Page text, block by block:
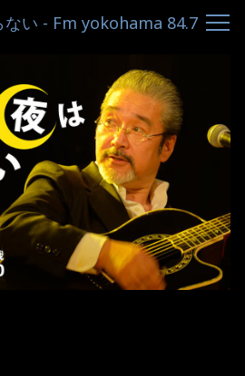
ない - Fm yokohama 84.7